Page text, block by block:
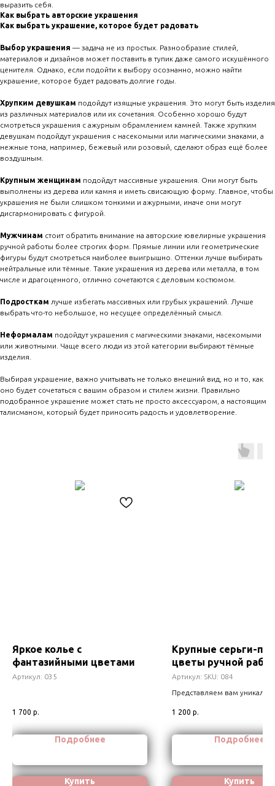
выразить себя.
Как выбрать авторские украшения
Как выбрать украшение, которое будет радовать
Выбор украшения — задача не из простых. Разнообразие стилей,
материалов и дизайнов может поставить в тупик даже самого искушённого
ценителя. Однако, если подойти к выбору осознанно, можно найти
украшение, которое будет радовать долгие годы.
Хрупким девушкам подойдут изящные украшения. Это могут быть изделия
из различных материалов или их сочетания. Особенно хорошо будут
смотреться украшения с ажурным обрамлением камней. Также хрупким
девушкам подойдут украшения с насекомыми или магическими знаками, а
нежные тона, например, бежевый или розовый, сделают образ ещё более
воздушным.
Крупным женщинам подойдут массивные украшения. Они могут быть
выполнены из дерева или камня и иметь свисающую форму. Главное, чтобы
украшения не были слишком тонкими и ажурными, иначе они могут
дисгармонировать с фигурой.
Мужчинам стоит обратить внимание на авторские ювелирные украшения
ручной работы более строгих форм. Прямые линии или геометрические
фигуры будут смотреться наиболее выигрышно. Оттенки лучше выбирать
нейтральные или тёмные. Такие украшения из дерева или металла, в том
числе и драгоценного, отлично сочетаются с деловым костюмом.
Подросткам лучше избегать массивных или грубых украшений. Лучше
выбрать что-то небольшое, но несущее определённый смысл.
Неформалам подойдут украшения с магическими знаками, насекомыми
или животными. Чаще всего люди из этой категории выбирают тёмные
изделия.
Выбирая украшение, важно учитывать не только внешний вид, но и то, как
оно будет сочетаться с вашим образом и стилем жизни. Правильно
подобранное украшение может стать не просто аксессуаром, а настоящим
талисманом, который будет приносить радость и удовлетворение.
Яркое колье с
фантазийными цветами
Артикул: 035
1 700 р.
Подробнее
Купить
Крупные серьги-
цветы ручной
Артикул: SKU: 084
Представляем вам
прекрасным дополнением
высококачественных
1 200 р.
Подробнее
Купить